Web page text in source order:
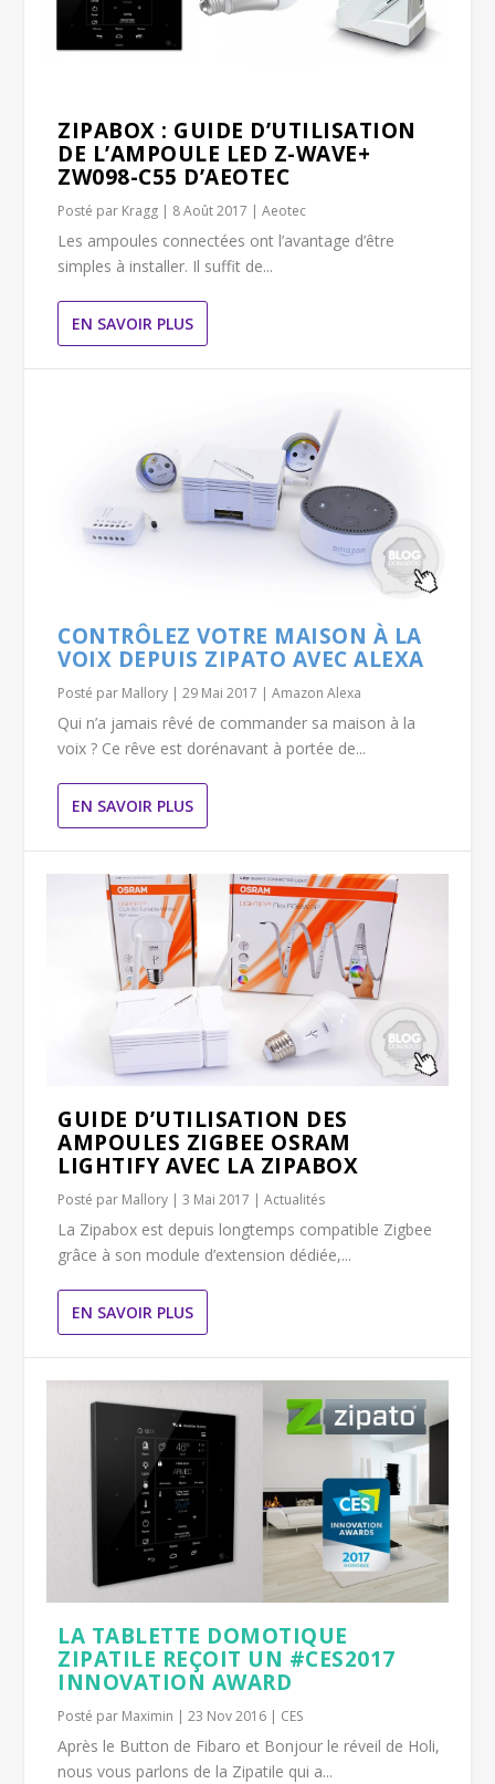
ZIPABOX : GUIDE D’UTILISATION
DE L’AMPOULE LED Z-WAVE+
ZW098-C55 D’AEOTEC
Posté par Kragg | 8 Août 2017 |Aeotec
Les ampoules connectées ont l’avantage d’être
simples à installer. Il suffit de...
EN SAVOIR PLUS
CONTRÔLEZ VOTRE MAISON À LA
VOIX DEPUIS ZIPATO AVEC ALEXA
Posté par Mallory |29 Mai 2017 |Amazon Alexa
Qui n’a jamais rêvé de commander sa maison à la
voix ? Ce rêve est dorénavant à portée de...
EN SAVOIR PLUS
GUIDE D’UTILISATION DES
AMPOULES ZIGBEE OSRAM
LIGHTIFY AVEC LA ZIPABOX
Posté par Mallory |3 Mai 2017 |Actualités
La Zipabox est depuis longtemps compatible Zigbee
grâce à son module d’extension dédiée,...
EN SAVOIR PLUS
LA TABLETTE DOMOTIQUE
ZIPATILE REÇOIT UN #CES2017
INNOVATION AWARD
Posté par Maximin |23 Nov 2016 | CES
Après le Button de Fibaro et Bonjour le réveil de Holi,
nous vous parlons de la Zipatile qui a...